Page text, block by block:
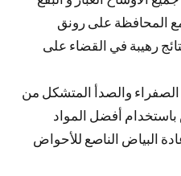
المحافظة على رونق
رهيبة في القضاء على
والصدأ المتشكل من
أفضل المواد
البياض الناصع للأحواض